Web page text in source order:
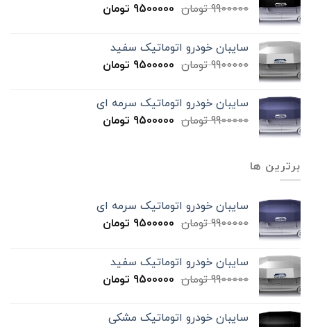
9900000 تومان 9500000 تومان
سایبان خودرو اتوماتیک سفید
9900000 تومان 9500000 تومان
سایبان خودرو اتوماتیک سرمه ای
9900000 تومان 9500000 تومان
برترین ها
سایبان خودرو اتوماتیک سرمه ای
9900000 تومان 9500000 تومان
سایبان خودرو اتوماتیک سفید
9900000 تومان 9500000 تومان
سایبان خودرو اتوماتیک مشکی